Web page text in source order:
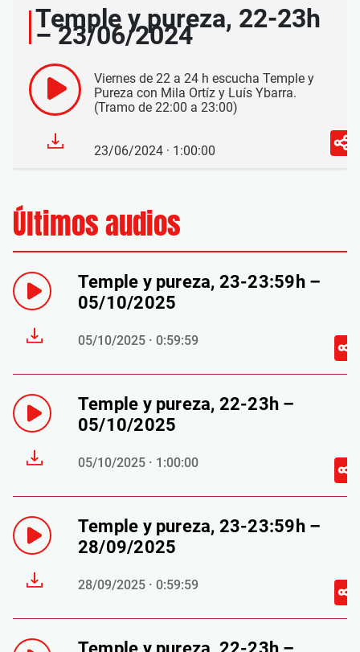
Temple y pureza, 22-23h
– 23/06/2024
Viernes de 22 a 24 h escucha Temple y
Pureza con Mila Ortíz y Luís Ybarra.
(Tramo de 22:00 a 23:00)
23/06/2024 · 1:00:00
Últimos audios
Temple y pureza, 23-23:59h –
05/10/2025
05/10/2025 · 0:59:59
Temple y pureza, 22-23h –
05/10/2025
05/10/2025 · 1:00:00
Temple y pureza, 23-23:59h –
28/09/2025
28/09/2025 · 0:59:59